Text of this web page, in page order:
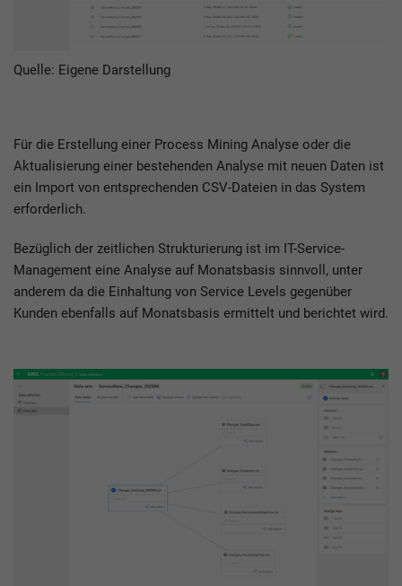
Quelle: Eigene Darstellung
Für die Erstellung einer Process Mining Analyse oder die
Aktualisierung einer bestehenden Analyse mit neuen Daten ist
ein Import von entsprechenden CSV-Dateien in das System
erforderlich.
Bezüglich der zeitlichen Strukturierung ist im IT-Service-
Management eine Analyse auf Monatsbasis sinnvoll, unter
anderem da die Einhaltung von Service Levels gegenüber
Kunden ebenfalls auf Monatsbasis ermittelt und berichtet wird.